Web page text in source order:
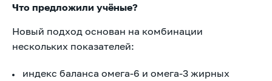
Что предложили учёные?
Новый подход основан на комбинации
нескольких показателей:
индекс баланса омега-6 и омега-3 жирных